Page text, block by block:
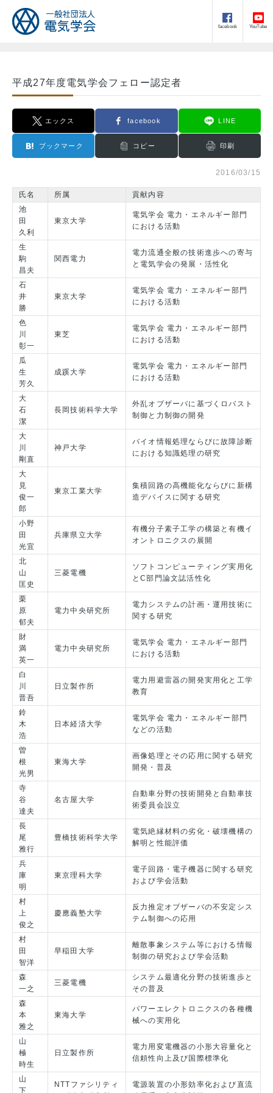
facebook YouTube
平成27年度電気学会フェロー認定者
エックス facebook LINE
ブックマーク コピー 印刷
2016/03/15
氏名 所属
貢献内容
池
田
久利
東京大学
電気学会 電力・エネルギー部門
における活動
生
駒
昌夫
関西電力
電力流通全般の技術進歩への寄与
と電気学会の発展・活性化
石
井
勝
東京大学
電気学会 電力・エネルギー部門
における活動
色
川
彰一
東芝
電気学会 電力・エネルギー部門
における活動
瓜
生
芳久
成蹊大学
電気学会 電力・エネルギー部門
における活動
大
石
潔
長岡技術科学大学
外乱オブザーバに基づくロバスト
制御と力制御の開発
大
川
剛直
神戸大学
バイオ情報処理ならびに故障診断
における知識処理の研究
大
見
俊一
郎
東京工業大学
集積回路の高機能化ならびに新構
造デバイスに関する研究
小野
田
光宜
兵庫県立大学
有機分子素子工学の構築と有機イ
オントロニクスの展開
北
山
匡史
三菱電機
ソフトコンピューティング実用化
とC部門論文誌活性化
栗
原
郁夫
電力中央研究所
電力システムの計画・運用技術に
関する研究
財
満
英一
電力中央研究所
電気学会 電力・エネルギー部門
における活動
白
川
晋吾
日立製作所
電力用避雷器の開発実用化と工学
教育
鈴
木
浩
日本経済大学
電気学会 電力・エネルギー部門
などの活動
曽
根
光男
東海大学
画像処理とその応用に関する研究
開発・普及
寺
谷
達夫
名古屋大学
自動車分野の技術開発と自動車技
術委員会設立
長
尾
雅行
豊橋技術科学大学
電気絶縁材料の劣化・破壊機構の
解明と性能評価
兵
庫
明
東京理科大学
電子回路・電子機器に関する研究
および学会活動
村
上
俊之
慶應義塾大学
反力推定オブザーバの不安定シス
テム制御への応用
村
田
智洋
早稲田大学
離散事象システム等における情報
制御の研究および学会活動
森
一之
三菱電機
システム最適化分野の技術進歩と
その普及
森
本
雅之
東海大学
パワーエレクトロニクスの各種機
械への実用化
山
極
時生
日立製作所
電力用変電機器の小形大容量化と
信頼性向上及び国際標準化
山
下
NTTファシリティ
電源装置の小形効率化および直流